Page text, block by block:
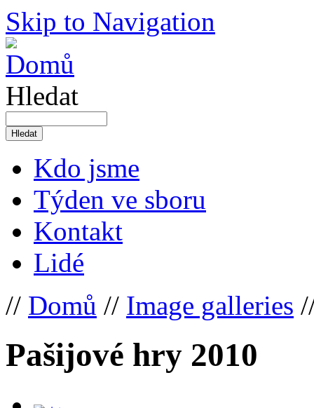
Skip to Navigation
Hledat
Kdo jsme
Týden ve sboru
Kontakt
Lidé
// Domů // Image galleries
Pašijové hry 2010